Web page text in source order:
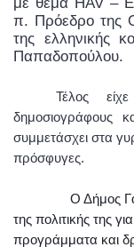
π. Πρόεδρο της
της ελληνικής
Παπαδοπούλου.
Τέλος
δημοσιογράφους
συμμετάσχει στα
πρόσφυγες.
Ο Δήμος
της πολιτικής της
προγράμματα και